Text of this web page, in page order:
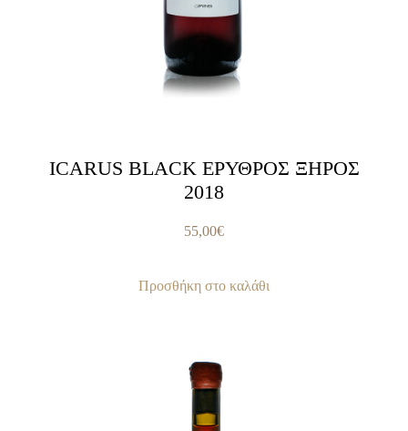
ICARUS BLACK ΕΡΥΘΡΟΣ ΞΗΡΟΣ
2018
55,00€
Προσθήκη στο καλάθι